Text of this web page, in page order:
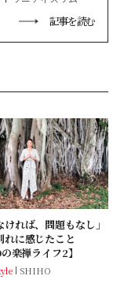
瞑想リトリートツア
記事を読む
ければ、問題もなし」
れに感じたこと
楽禅ライフ2】
SHIHO